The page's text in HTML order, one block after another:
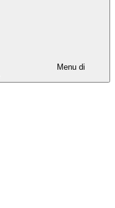
Menu di